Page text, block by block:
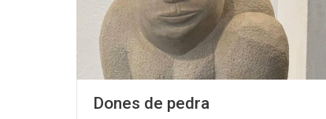
Dones de pedra